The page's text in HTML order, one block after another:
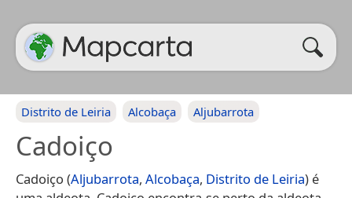
Distrito de Leiria Alcobaça Aljubarrota
Cadoiço
Cadoiço (Aljubarrota, Alcobaça, Distrito de Leiria) é